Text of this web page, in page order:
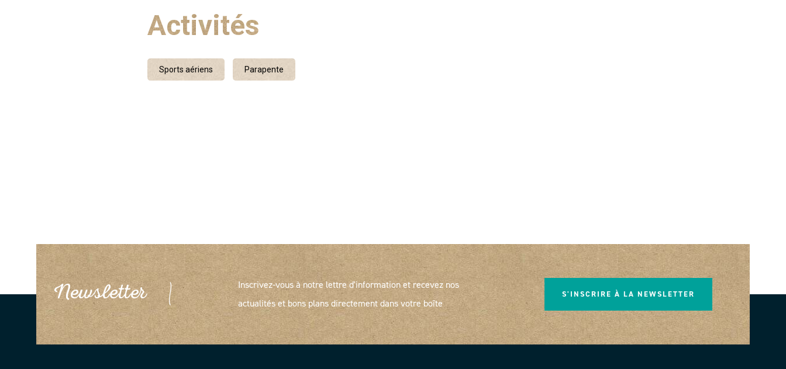
Activités
Sports aériens Parapente
Newsletter
Inscrivez-vous à notre lettre d'information et recevez nos
actualités et bons plans directement dans votre boîte
S'INSCRIRE À LA NEWSLETTER